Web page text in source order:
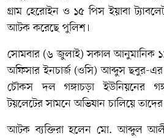
গ্রাম হেরোইন ও ১৫ পিস ইয়াবা
আটক করেছে পুলিশ।
সোমবার (৬ জুলাই) সকাল আনুমানিক
অফিসার ইনচার্জ (ওসি) আব্দুস ছবুর-এর
চৌকস দল গঙ্গাচড়া ইউনিয়নের
টয়লেটের সামনে অভিযান চালিয়ে
আটক ব্যক্তিরা হলেন মো. আব্দুল